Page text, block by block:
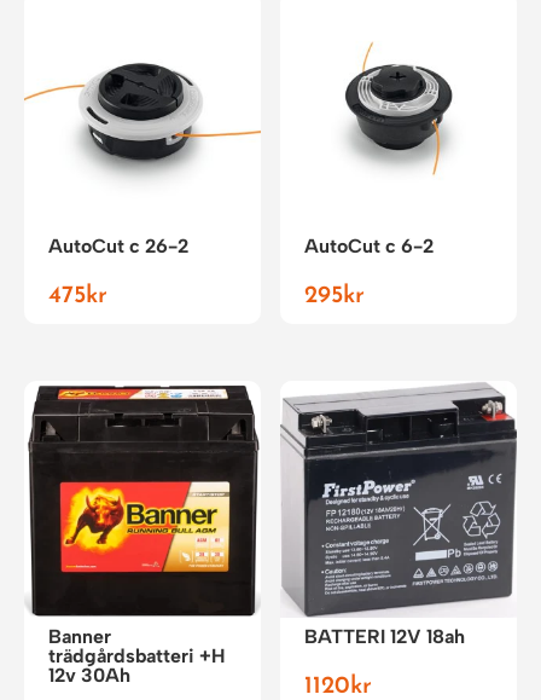
AutoCut c 26-2
475kr
AutoCut c 6-2
295kr
Banner
trädgårdsbatteri +H
12v 30Ah
BATTERI 12V 18ah
1120 kr